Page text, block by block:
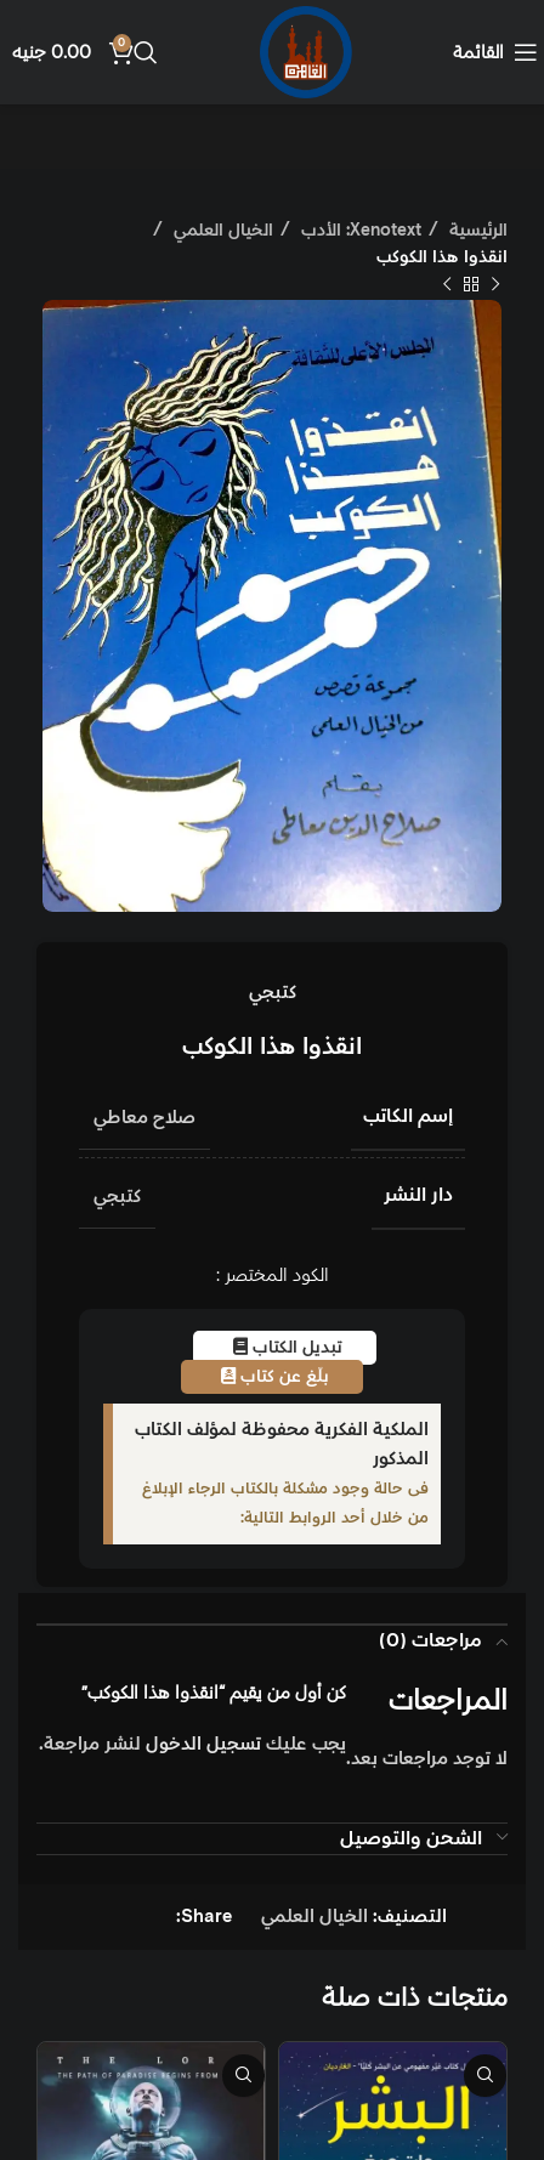
القائمة 0
0.00 جنيه
الرئيسية Xenotext: الأدب
الخيال العلمي
انقذوا هذا الكوكب
كتبجي
انقذوا هذا الكوكب
إسم الكاتب صلاح معاطي
دار النشر كتبجي
الكود المختصر :
تبديل الكتاب
بلّغ عن كتاب
الملكية الفكرية محفوظة لمؤلف الكتاب
المذكور
فى حالة وجود مشكلة بالكتاب الرجاء الإبلاغ
من خلال أحد الروابط التالية:
مراجعات (0)
المراجعات
لا توجد مراجعات بعد.
كن أول من يقيم “انقذوا هذا الكوكب”
يجب عليك تسجيل الدخول لنشر مراجعة.
الشحن والتوصيل
التصنيف: الخيال العلمي Share:
منتجات ذات صلة